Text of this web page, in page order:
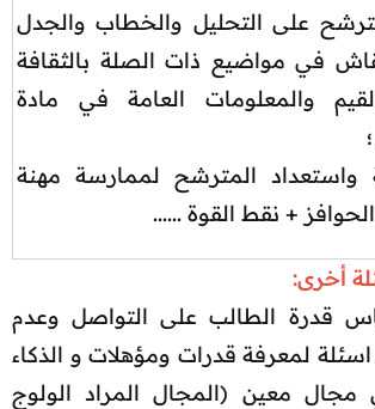
على التحليل والخطاب والجدل
في مواضيع ذات الصلة بالثقافة
والمعلومات العامة في مادة
واستعداد المترشح لممارسة مهنة
+ نقط القوة ......​
قدرة الطالب على التواصل وعدم
اسئلة لمعرفة قدرات ومؤهلات و الذكاء
معين (المجال المراد الولوج